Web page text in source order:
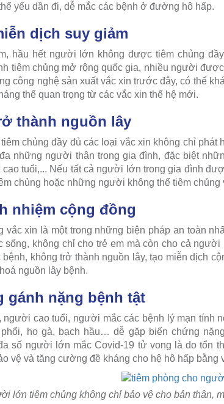
yếu dần đi, dễ mắc các bệnh ở đường hô hấp.
dịch suy giảm
hầu hết người lớn không được tiêm chủng
tiêm chủng mở rộng quốc gia, nhiều người
công nghệ sản xuất vắc xin trước đây, có thể
thể quan trọng từ các vắc xin thế hệ mới.
thành nguồn lây
chủng đầy đủ các loại vắc xin không chỉ phát
những người thân trong gia đình, đặc biệt
tuổi,... Nếu tất cả người lớn trong gia đình
chủng hoặc những người không thể tiêm chủng
nhiệm cộng đồng
vắc xin là một trong những biện pháp an toàn
sống, không chỉ cho trẻ em mà còn cho cả
bệnh, không trở thành nguồn lây, tạo miễn dịch
nguồn lây bệnh.
gánh nặng bệnh tật
cao tuổi, người mắc các bệnh lý mạn tính
phổi, ho gà, bạch hầu… dễ gặp biến chứng
số người lớn mắc Covid-19 tử vong là do tổn
vệ và tăng cường đề kháng cho hệ hô hấp bằng
lớn tiêm chủng không chỉ bảo vệ cho bản thân,